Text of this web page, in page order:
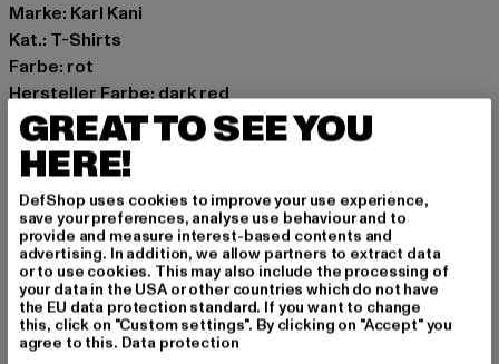
Marke: Karl Kani
Kat.: T-Shirts
Farbe: rot
Hersteller Farbe: dark red
Materialzusammensetzung: 100% Baumwolle
Art.Nr: PD00008829-02812
Hersteller: Urban Styles Agency GmbH & Co. KG |
agentur@urbanstylesagency.com
Schanzenstraße 41 | 51063 Köln | DE
GRÖSSE & PASSFORM
GREAT TO SEE YOU
HERE!
DefShop uses cookies to improve your use experience,
save your preferences, analyse use behaviour and to
provide and measure interest-based contents and
advertising. In addition, we allow partners to extract data
or to use cookies. This may also include the processing of
your data in the USA or other countries which do not have
the EU data protection standard. If you want to change
this, click on "Custom settings". By clicking on "Accept" you
agree to this. Data protection